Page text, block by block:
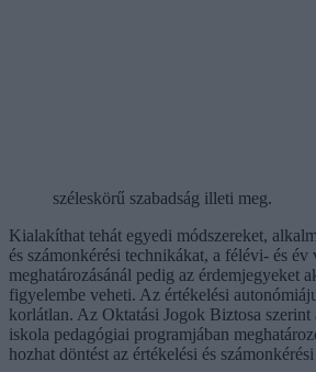
széleskörű szabadság illeti meg.
Kialakíthat tehát egyedi módszereket,
és számonkérési technikákat, a félévi- és év
meghatározásánál pedig az érdemjegyeket
figyelembe veheti. Az értékelési
korlátlan. Az Oktatási Jogok Biztosa szerint
iskola pedagógiai programjában
hozhat döntést az értékelési és